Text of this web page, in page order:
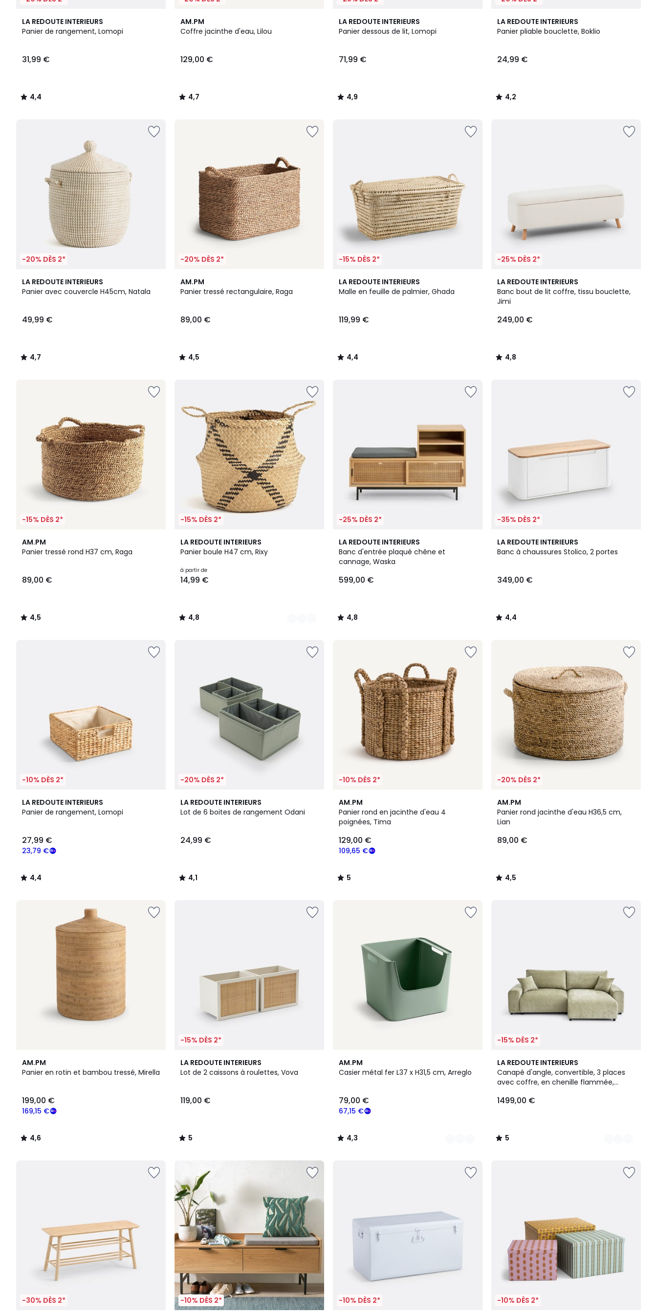
LA REDOUTE INTERIEURS
Panier de rangement, Lomopi
€.
31,99 €
4,4
/ 5
4,4
/
AM.PM
Coffre jacinthe d'eau, Lilou
129,00 €
4,7
/ 5
4,7
/
LA REDOUTE INTERIEURS
Panier dessous de lit, Lomopi
71,99 €
4,9
/ 5
4,9
/
LA REDOUTE INTERIEURS
Panier pliable bouclette, Boklio
24,99 €
4,2
/ 5
4,2
/
-20% DÈS 2*
LA REDOUTE INTERIEURS
Panier avec couvercle H45cm, Natala
49,99 €
4,7
/ 5
4,7
/
-20% DÈS 2*
AM.PM
Panier tressé rectangulaire, Raga
89,00 €
4,5
/ 5
4,5
/
-15% DÈS 2*
LA REDOUTE INTERIEURS
Malle en feuille de palmier, Ghada
119,99 €
4,4
/ 5
4,4
/
-25% DÈS 2*
LA REDOUTE INTERIEURS
Banc bout de lit coffre, tissu bouclette,
Jimi
249,00 €
4,8
/ 5
4,8
/
-15% DÈS 2*
AM.PM
Panier tressé rond H37 cm, Raga
89,00 €
4,5
/ 5
4,5
/
-15% DÈS 2*
LA REDOUTE INTERIEURS
Panier boule H47 cm, Rixy
à partir de
14,99 €
4,8
/ 5
2
Couleurs
4,8
/
-25% DÈS 2*
LA REDOUTE INTERIEURS
Banc d'entrée plaqué chêne et
cannage, Waska
599,00 €
4,8
/ 5
4,8
/
-35% DÈS 2*
LA REDOUTE INTERIEURS
Banc à chaussures Stolico, 2 portes
349,00 €
4,4
/ 5
4,4
/
-10% DÈS 2*
LA REDOUTE INTERIEURS
Panier de rangement, Lomopi
23,79 €
27,99 €
4,4
/ 5
4,4
/
-20% DÈS 2*
LA REDOUTE INTERIEURS
Lot de 6 boites de rangement Odani
24,99 €
4,1
/ 5
4,1
/
-10% DÈS 2*
AM.PM
Panier rond en jacinthe d'eau 4
poignées, Tima
109,65 €
129,00 €
5
/
5
5
/
-20% DÈS 2*
AM.PM
Panier rond jacinthe d'eau H36,5 cm,
Lian
89,00 €
4,5
/ 5
4,5
/
AM.PM
Panier en rotin et bambou tressé, Mirella
169,15 €
199,00 €
4,6
/ 5
4,6
/
-15% DÈS 2*
LA REDOUTE INTERIEURS
Lot de 2 caissons à roulettes, Vova
119,00 €
5
/
5
/
AM.PM
Casier métal fer L37 x H31,5 cm, Arreglo
67,15 €
79,00 €
4,3
/ 5
5
Couleurs
4,3
/
-15% DÈS 2*
LA REDOUTE INTERIEURS
Canapé d'angle, convertible, 3 places
avec coffre, en chenille flammée,
1499,00 €
5
/
5
3
Couleurs
5
/
-30% DÈS 2* -10% DÈS 2* -10% DÈS 2* -10% DÈS 2*